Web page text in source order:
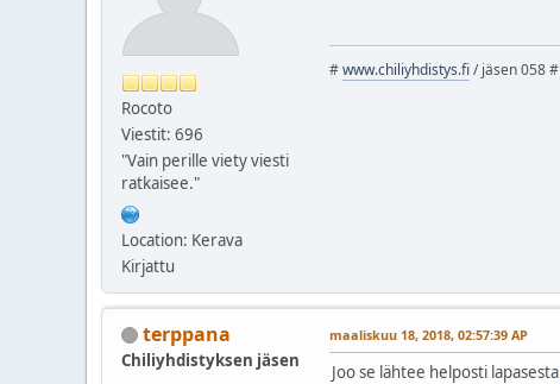
Rocoto
Viestit: 696
"Vain perille viety viesti
ratkaisee."
Location: Kerava
Kirjattu
#www.chiliyhdistys.fi/ jäsen 058 #
terppana
Chiliyhdistyksen jäsen
maaliskuu 18, 2018, 02:57:39 AP
Joo se lähtee helposti lapasesta